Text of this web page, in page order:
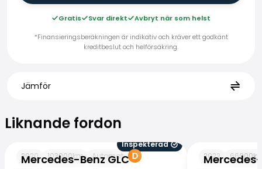
Gratis Svar direkt
Avbryt när som helst
*Finansieringsberäkningen är indikativ och kräver ett godkänt
kreditbeslut och helförsäkring.
Jämför
Liknande fordon
Mercedes-Benz GLC
Inspekterad
2020
103000km Automat 2022 66000